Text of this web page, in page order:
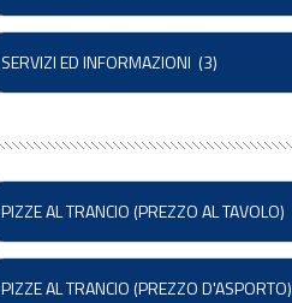
SERVIZI ED INFORMAZIONI (3)
PIZZE AL TRANCIO (PREZZO AL TAVOLO)
PIZZE AL TRANCIO (PREZZO D'ASPORTO)